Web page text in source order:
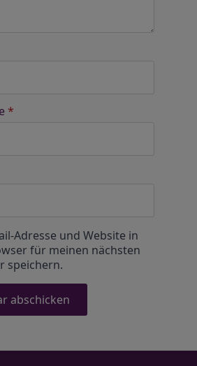
*
Adresse und Website in
für meinen nächsten
speichern.